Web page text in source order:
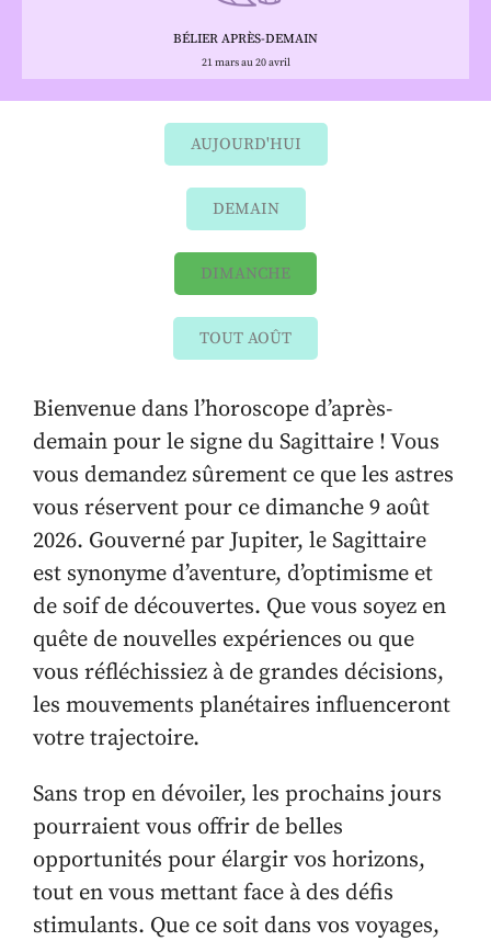
BÉLIER APRÈS-DEMAIN
21 mars au 20 avril
AUJOURD'HUI
DEMAIN
DIMANCHE
TOUT AOÛT
Bienvenue dans l’horoscope d’après-
demain pour le signe du Sagittaire ! Vous
vous demandez sûrement ce que les astres
vous réservent pour ce dimanche 9 août
2026. Gouverné par Jupiter, le Sagittaire
est synonyme d’aventure, d’optimisme et
de soif de découvertes. Que vous soyez en
quête de nouvelles expériences ou que
vous réfléchissiez à de grandes décisions,
les mouvements planétaires influenceront
votre trajectoire.
Sans trop en dévoiler, les prochains jours
pourraient vous offrir de belles
opportunités pour élargir vos horizons,
tout en vous mettant face à des défis
stimulants. Que ce soit dans vos voyages,